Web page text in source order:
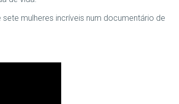
mulheres incríveis num documentário de